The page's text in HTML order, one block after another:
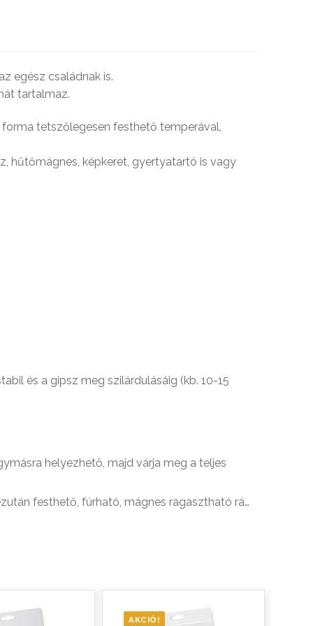
egész családnak is.
tartalmaz.
forma tetszőlegesen festhető temperával,
hűtőmágnes, képkeret, gyertyatartó is vagy
és a gipsz meg szilárdulásáig (kb. 10-15
helyezhető, majd várja meg a teljes
festhető, fúrható, mágnes ragasztható rá…
AKCIÓ!